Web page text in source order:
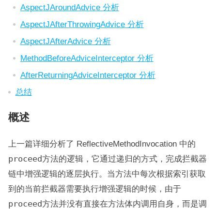
AspectJAroundAdvice 分析
AspectJAfterThrowingAdvice 分析
AspectJAfterAdvice 分析
MethodBeforeAdviceInterceptor 分析
AfterReturningAdviceInterceptor 分析
总结
概述
上一篇详细分析了 ReflectiveMethodInvocation 中的
proceed方法的逻辑，它通过递归的方式，完成拦截器
链中增强逻辑的逐层执行。当方法中每次根据索引获取
到的当前拦截器需要执行增强逻辑的时候，由于
proceed方法并没有直接在方法体内调用自身，而是调